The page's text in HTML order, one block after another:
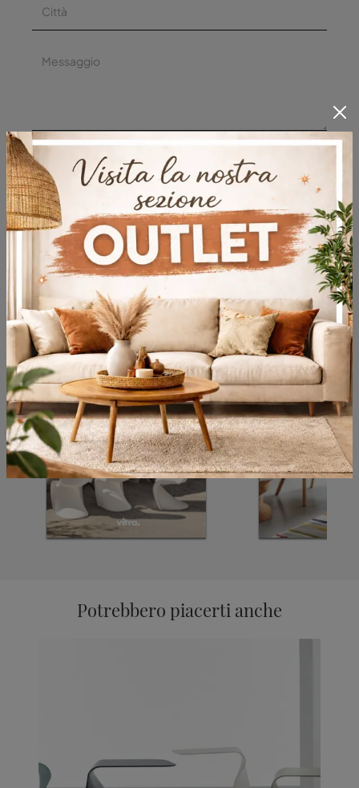
Sfoglia i cataloghi
Acconsento all'informativa sulla privacy
Invia
Potrebbero piacerti anche